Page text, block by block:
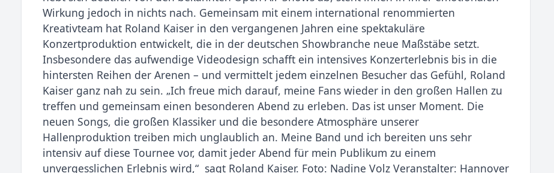
Wirkung jedoch in nichts nach. Gemeinsam mit einem international renommierten
Kreativteam hat Roland Kaiser in den vergangenen Jahren eine spektakuläre
Konzertproduktion entwickelt, die in der deutschen Showbranche neue Maßstäbe setzt.
Insbesondere das aufwendige Videodesign schafft ein intensives Konzerterlebnis bis in die
hintersten Reihen der Arenen – und vermittelt jedem einzelnen Besucher das Gefühl, Roland
Kaiser ganz nah zu sein. „Ich freue mich darauf, meine Fans wieder in den großen Hallen zu
treffen und gemeinsam einen besonderen Abend zu erleben. Das ist unser Moment. Die
neuen Songs, die großen Klassiker und die besondere Atmosphäre unserer
Hallenproduktion treiben mich unglaublich an. Meine Band und ich bereiten uns sehr
intensiv auf diese Tournee vor, damit jeder Abend für mein Publikum zu einem
unvergesslichen Erlebnis wird,“ sagt Roland Kaiser. Foto: Nadine Volz Veranstalter: Hannover